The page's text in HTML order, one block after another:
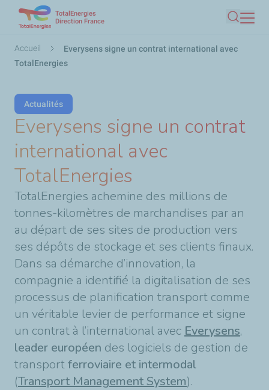
contenu
TotalEnergies
Direction France
Fil
d'Ariane
Accueil
Everysens signe un contrat international avec
TotalEnergies
Actualités
Everysens signe un contrat
international avec
TotalEnergies
TotalEnergies achemine des millions de
tonnes-kilomètres de marchandises par an
au départ de ses sites de production vers
ses dépôts de stockage et ses clients finaux.
Dans sa démarche d’innovation, la
compagnie a identifié la digitalisation de ses
processus de planification transport comme
un véritable levier de performance et signe
un contrat à l’international avec Everysens,
leader européen des logiciels de gestion de
transportferroviaire et intermodal
(Transport Management System).